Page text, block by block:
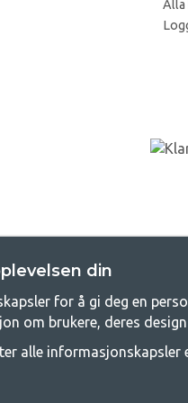
Alla
gode priser på familietelt,
din
for å gi deg en
om brukere, deres design
alle informasjonskapsler